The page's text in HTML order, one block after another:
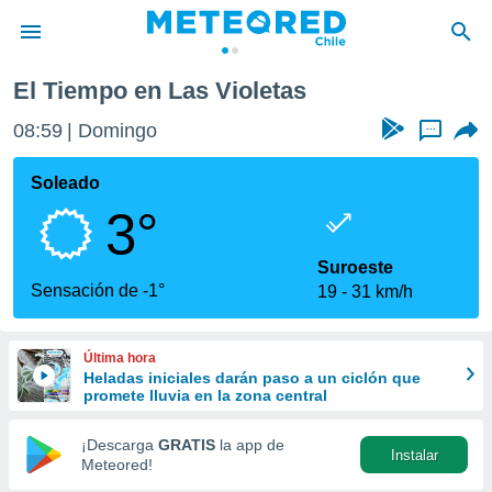
de
por
que se
calidad.
a este
las
y
forma
digital
basada
El Tiempo en Las Violetas
08:59 Domingo ...
Soleado
3°
Sensación de -1°
Suroeste
19
31 km/h
Última hora
Heladas iniciales darán paso a un ciclón que
promete lluvia en la zona central
¡Descarga GRATIS la app de
Meteored!
Instalar